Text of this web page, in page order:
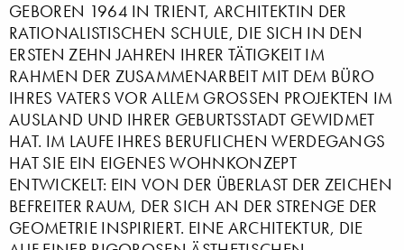
GEBOREN 1964 IN TRIENT, ARCHITEKTIN DER
RATIONALISTISCHEN SCHULE, DIE SICH IN DEN
ERSTEN ZEHN JAHREN IHRER TÄTIGKEIT IM
RAHMEN DER ZUSAMMENARBEIT MIT DEM BÜRO
IHRES VATERS VOR ALLEM GROSSEN PROJEKTEN IM
AUSLAND UND IHRER GEBURTSSTADT GEWIDMET
HAT. IM LAUFE IHRES BERUFLICHEN WERDEGANGS
HAT SIE EIN EIGENES WOHNKONZEPT
ENTWICKELT: EIN VON DER ÜBERLAST DER ZEICHEN
BEFREITER RAUM, DER SICH AN DER STRENGE DER
GEOMETRIE INSPIRIERT. EINE ARCHITEKTUR, DIE